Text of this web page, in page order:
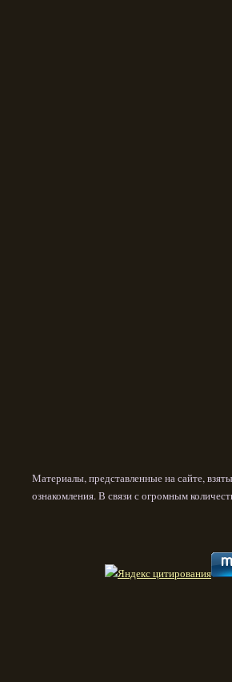
Материалы, представленные на сайте,
ознакомления. В связи с огромным